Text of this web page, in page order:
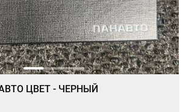
ЦВЕТ - ЧЕРНЫЙ